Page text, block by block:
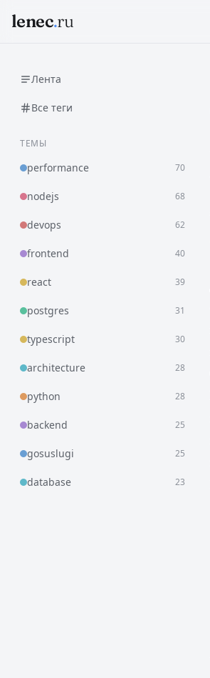
lenec.ru
Лента
Все теги
ТЕМЫ
performance 70
nodejs 68
devops 62
frontend 40
react 39
postgres 31
typescript 30
architecture 28
python 28
backend 25
gosuslugi 25
database 23